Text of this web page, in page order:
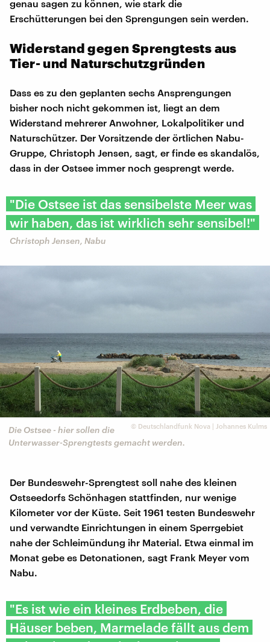
genau sagen zu können, wie stark die
Erschütterungen bei den Sprengungen sein werden.
Widerstand gegen Sprengtests aus
Tier- und Naturschutzgründen
Dass es zu den geplanten sechs Ansprengungen
bisher noch nicht gekommen ist, liegt an dem
Widerstand mehrerer Anwohner, Lokalpolitiker und
Naturschützer. Der Vorsitzende der örtlichen Nabu-
Gruppe, Christoph Jensen, sagt, er finde es skandalös,
dass in der Ostsee immer noch gesprengt werde.
"Die Ostsee ist das sensibelste Meer was
wir haben, das ist wirklich sehr sensibel!"
Christoph Jensen, Nabu
© Deutschlandfunk Nova | Johannes Kulms
Die Ostsee - hier sollen die
Unterwasser-Sprengtests gemacht werden.
Der Bundeswehr-Sprengtest soll nahe des kleinen
Ostseedorfs Schönhagen stattfinden, nur wenige
Kilometer vor der Küste. Seit 1961 testen Bundeswehr
und verwandte Einrichtungen in einem Sperrgebiet
nahe der Schleimündung ihr Material. Etwa einmal im
Monat gebe es Detonationen, sagt Frank Meyer vom
Nabu.
"Es ist wie ein kleines Erdbeben, die
Häuser beben, Marmelade fällt aus dem